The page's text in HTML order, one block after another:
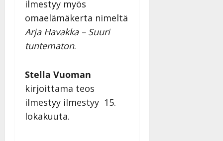
ilmestyy myös
omaelämäkerta nimeltä
Arja Havakka – Suuri
tuntematon.
Stella Vuoman
kirjoittama teos
ilmestyy ilmestyy 15.
lokakuuta.